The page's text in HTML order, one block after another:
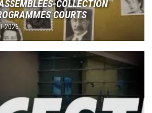
COLLECTION
COURTS
2026